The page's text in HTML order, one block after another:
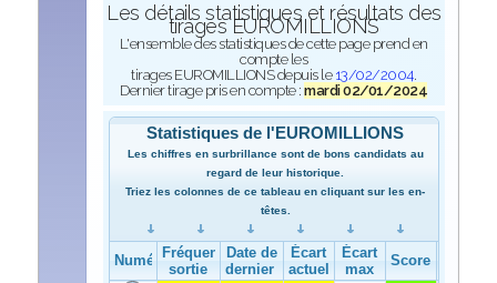
Les détails statistiques et résultats des
tirages EUROMILLIONS
L'ensemble des statistiques de cette page prend en
compte les
tirages EUROMILLIONS depuis le 13/02/2004.
Dernier tirage pris en compte :mardi 02/01/2024
Statistiques de l'EUROMILLIONS
Les chiffres en surbrillance sont de bons candidats au
regard de leur historique.
Triez les colonnes de ce tableau en cliquant sur les en-
têtes.
NuméroFréquence de
sortie
Date de
dernier tirage
Écart
actuel
Écart
max
Score